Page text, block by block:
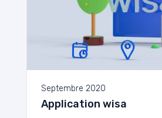
Septembre 2020
Application wisa